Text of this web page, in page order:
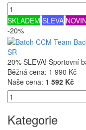
SKLADEM SLEVA
-20%
SR
20% SLEVA! Sportovní
Běžná cena: 1 990 Kč
Naše cena: 1 592 Kč
Kategorie